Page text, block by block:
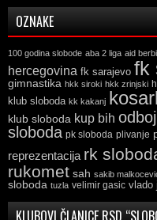
OZNAKE
100 godina slobode aba 2 liga aid
hercegovina fk sarajevo fk
gimnastika hkk siroki hkk zrinjski
klub sloboda kk kakanj
klub sloboda kup bih
sloboda pk sloboda plivanje
reprezentacija rk
rukomet sah sakib
sloboda tuzla velimir gasic vlado
KLUBOVI ČLANICE RSD